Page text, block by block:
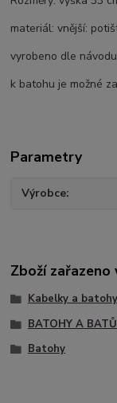
materiál: vnější:
vyrobeno dle návodu
k batohu je možné
Parametry
Výrobce
Zboží
Kabelky a batohy
BATOHY A
Batohy